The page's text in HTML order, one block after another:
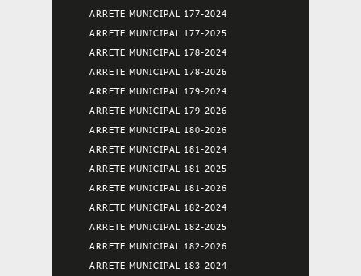
ARRETE MUNICIPAL 177-2024
ARRETE MUNICIPAL 177-2025
ARRETE MUNICIPAL 178-2024
ARRETE MUNICIPAL 178-2026
ARRETE MUNICIPAL 179-2024
ARRETE MUNICIPAL 179-2026
ARRETE MUNICIPAL 180-2026
ARRETE MUNICIPAL 181-2024
ARRETE MUNICIPAL 181-2025
ARRETE MUNICIPAL 181-2026
ARRETE MUNICIPAL 182-2024
ARRETE MUNICIPAL 182-2025
ARRETE MUNICIPAL 182-2026
ARRETE MUNICIPAL 183-2024